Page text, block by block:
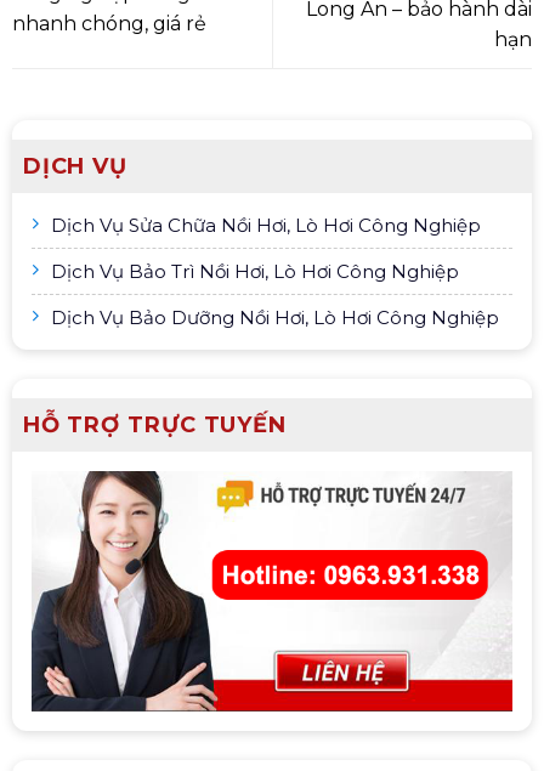
DỊCH VỤ
Dịch Vụ Sửa Chữa Nồi Hơi, Lò Hơi Công Nghiệp
Dịch Vụ Bảo Trì Nồi Hơi, Lò Hơi Công Nghiệp
Dịch Vụ Bảo Dưỡng Nồi Hơi, Lò Hơi Công Nghiệp
HỖ TRỢ TRỰC TUYẾN
nhanh chóng, giá rẻ
Long An – bảo hành dài
hạn